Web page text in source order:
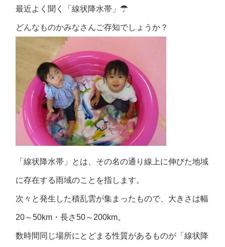
最近よく聞く「線状降水帯」☂
どんなものかみなさんご存知でしょうか？
「線状降水帯」とは、その名の通り線上に伸びた地域
に存在する雨域のことを指します。
次々と発生した積乱雲が集まったもので、大きさは幅
20～50km・長さ50～200km。
数時間同じ場所にとどまる性質があるものが「線状降